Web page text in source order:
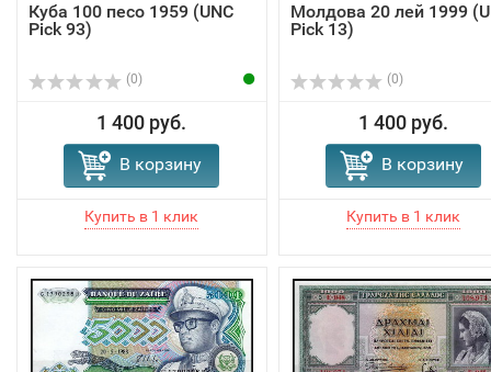
Куба 100 песо 1959 (UNC
Pick 93)
(0)
1 400 руб.
В корзину
Молдова 20 лей 1999
Pick 13)
(0)
1 400 руб.
В корзину